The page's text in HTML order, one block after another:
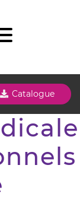
Catalogue